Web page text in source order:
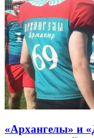
«Архангелы» и